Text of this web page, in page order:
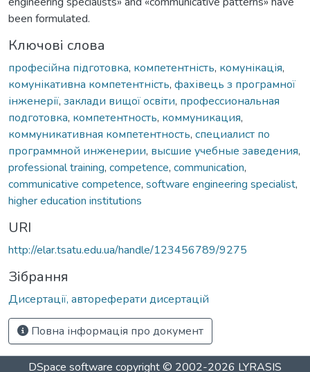
been formulated.
Ключові слова
професійна підготовка, компетентність, комунікація,
комунікативна компетентність, фахівець з програмної
інженерії, заклади вищої освіти, профессиональная
подготовка, компетентность, коммуникация,
коммуникативная компетентность, специалист по
программной инженерии, высшие учебные заведения,
professional training, competence, communication,
communicative competence, software engineering specialist,
higher education institutions
URI
http://elar.tsatu.edu.ua/handle/123456789/9275
Зібрання
Дисертації, автореферати дисертацій
Повна інформація про документ
DSpace software copyright © 2002-2026 LYRASIS